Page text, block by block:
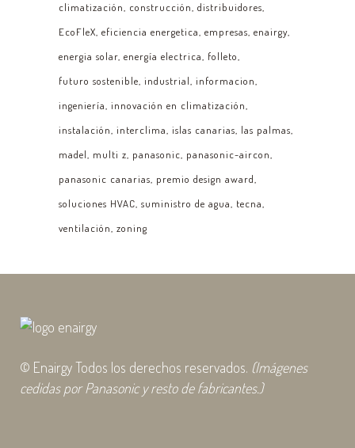
climatización
construcción distribuidores
EcoFleX eficiencia energetica empresas enairgy
energia solar energía electrica
folleto
futuro sostenible industrial informacion
ingeniería innovación en climatización
instalación interclima islas canarias las palmas
madel
multi z panasonic panasonic-aircon
panasonic canarias premio design award
soluciones HVAC suministro de agua
tecna
ventilación zoning
© Enairgy Todos los derechos reservados. (Imágenes
cedidas por Panasonic y resto de fabricantes.)